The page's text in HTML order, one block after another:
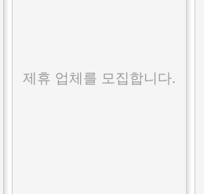
제휴 업체를 모집합니다.